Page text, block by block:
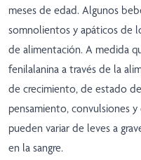
meses de edad. Algunos
somnolientos y apáticos de
de alimentación. A medida
fenilalanina a través de la
de crecimiento, de estado
pensamiento, convulsiones
pueden variar de leves a
en la sangre.